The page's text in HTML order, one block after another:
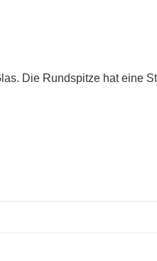
Die Rundspitze hat eine